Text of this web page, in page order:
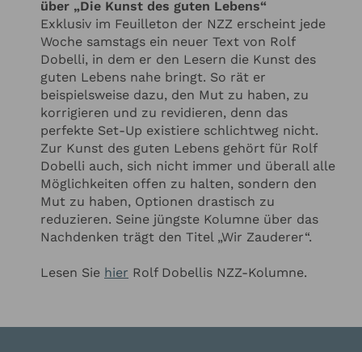
über „Die Kunst des guten Lebens“
Exklusiv im Feuilleton der NZZ erscheint jede
Woche samstags ein neuer Text von Rolf
Dobelli, in dem er den Lesern die Kunst des
guten Lebens nahe bringt. So rät er
beispielsweise dazu, den Mut zu haben, zu
korrigieren und zu revidieren, denn das
perfekte Set-Up existiere schlichtweg nicht.
Zur Kunst des guten Lebens gehört für Rolf
Dobelli auch, sich nicht immer und überall alle
Möglichkeiten offen zu halten, sondern den
Mut zu haben, Optionen drastisch zu
reduzieren. Seine jüngste Kolumne über das
Nachdenken trägt den Titel „Wir Zauderer“.
Lesen Sie hier Rolf Dobellis NZZ-Kolumne.